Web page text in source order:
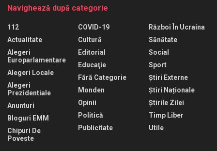
Navighează după categorie
112
Actualitate
Alegeri
Europarlamentare
Alegeri Locale
Alegeri
Prezidentiale
Anunturi
Bloguri EMM
Chipuri De
Poveste
COVID-19
Cultură
Editorial
Educaţie
Fără Categorie
Monden
Opinii
Politică
Publicitate
Război În Ucraina
Sănătate
Social
Sport
Știri Externe
Știri Naționale
Știrile Zilei
Timp Liber
Utile